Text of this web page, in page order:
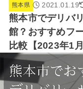
熊本県 2021.01.19
熊本市でデリバ
館？おすすめフ
比較【2023年1月